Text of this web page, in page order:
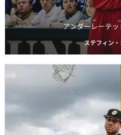
アンダーレーテ
ステフィン